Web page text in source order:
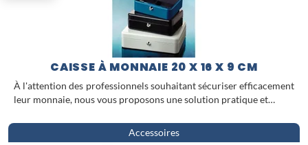
CAISSE À MONNAIE 20 X 16 X 9 CM
À l'attention des professionnels souhaitant sécuriser efficacement
leur monnaie, nous vous proposons une solution pratique et…
Accessoires